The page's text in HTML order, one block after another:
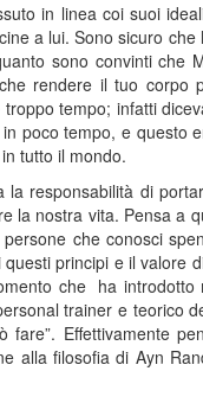
in linea coi suoi
a lui. Sono sicuro
sono convinti
rendere il tuo
tempo; infatti
poco tempo, e questo
tutto il mondo.
responsabilità di
la nostra vita. Pensa
che conosci
principi e il
che ha
trainer e teorico
fare”. Effettivamente
alla filosofia di Ayn